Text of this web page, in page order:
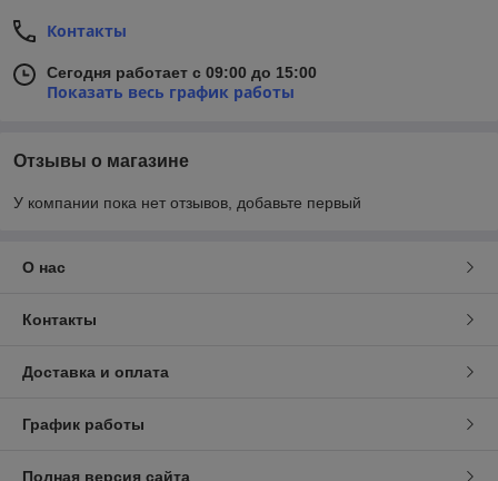
Контакты
Сегодня работает с 09:00 до 15:00
Показать весь график работы
Отзывы о магазине
У компании пока нет отзывов, добавьте первый
О нас
Контакты
Доставка и оплата
График работы
Полная версия сайта